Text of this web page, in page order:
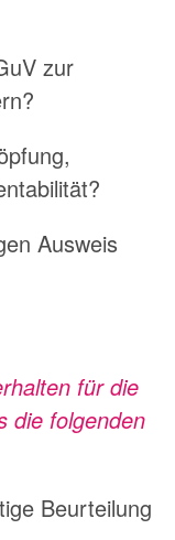
zur
Ausweis
für die
die folgenden
Beurteilung